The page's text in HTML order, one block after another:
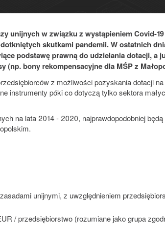
unijnych w związku z wystąpieniem Covid-19
skutkami pandemii. W ostatnich
podstawę prawną do udzielania dotacji, a
bony rekompensacyjne dla MŚP z
z możliwości pozyskania dotacji na
instrumenty póki co dotyczą tylko sektora
na lata 2014 - 2020, najprawdopodobniej będą
unijnymi, z uwzględnieniem
/ przedsiębiorstwo (rozumiane jako grupa